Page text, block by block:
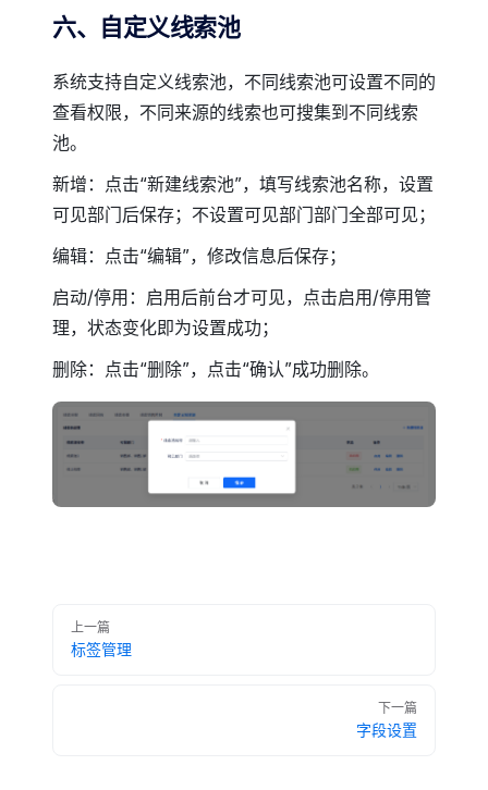
六、自定义线索池
系统支持自定义线索池，不同线索池可设置不同的
查看权限，不同来源的线索也可搜集到不同线索
池。
新增：点击“新建线索池”，填写线索池名称，设置
可见部门后保存；不设置可见部门部门全部可见；
编辑：点击“编辑”，修改信息后保存；
启动/停用：启用后前台才可见，点击启用/停用管
理，状态变化即为设置成功；
删除：点击“删除”，点击“确认”成功删除。
Pager
上一篇
标签管理
下一篇
字段设置